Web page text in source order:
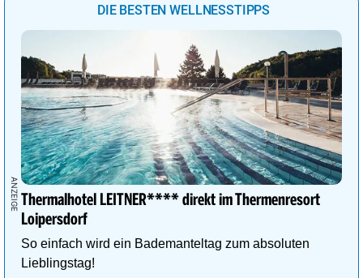
DIE BESTEN WELLNESSTIPPS
Thermalhotel LEITNER**** direkt im Thermenresort
Loipersdorf
So einfach wird ein Bademanteltag zum absoluten
Lieblingstag!